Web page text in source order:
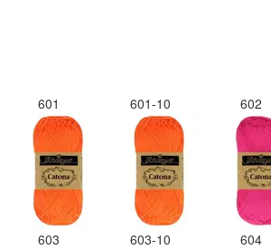
601 601-10 602
603 603-10 604